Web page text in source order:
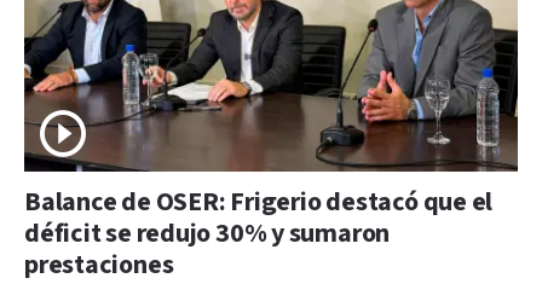
Balance de OSER: Frigerio destacó que el
déficit se redujo 30% y sumaron
prestaciones